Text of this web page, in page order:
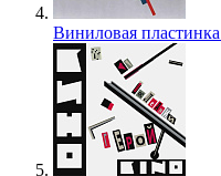
Виниловая